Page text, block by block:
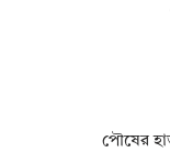
পৌষের